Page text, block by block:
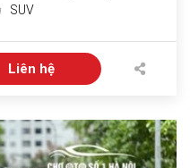
SUV
Liên hệ